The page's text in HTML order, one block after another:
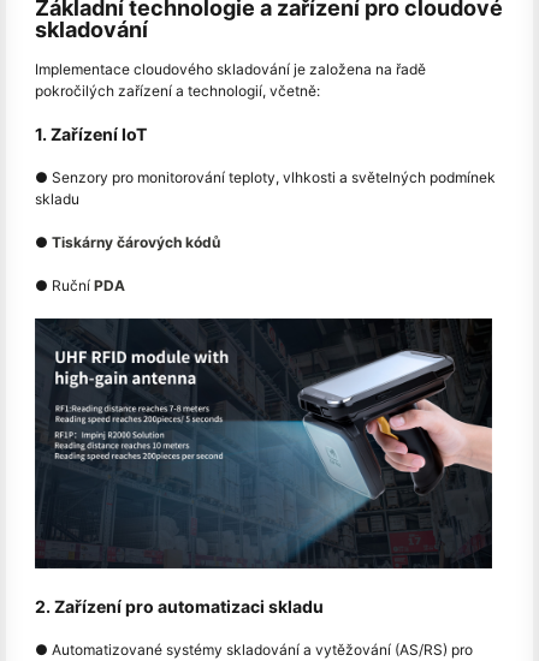
Základní technologie a zařízení pro cloudové
skladování
Implementace cloudového skladování je založena na řadě
pokročilých zařízení a technologií, včetně:
1. Zařízení IoT
● Senzory pro monitorování teploty, vlhkosti a světelných podmínek
skladu
● Tiskárny čárových kódů
● Ruční PDA
2. Zařízení pro automatizaci skladu
● Automatizované systémy skladování a vytěžování (AS/RS) pro